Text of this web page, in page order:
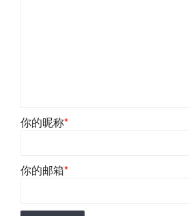
你的昵称*
你的邮箱*